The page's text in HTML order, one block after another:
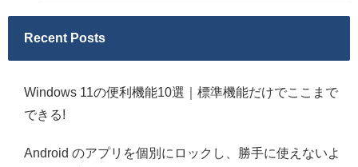
Recent Posts
Windows 11の便利機能10選｜標準機能だけでここまで
できる!
Android のアプリを個別にロックし、勝手に使えないよ